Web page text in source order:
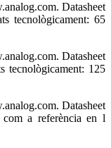
Datasheet
tecnològicament: 65
Datasheet
tecnològicament: 125
Datasheet
a referència en l